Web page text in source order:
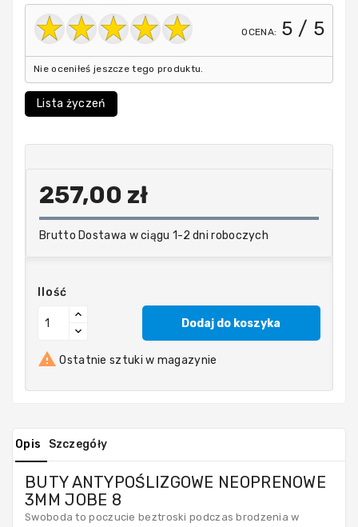
Instalacja
Instalacja
wodna
sanitarna
Kotwiczenie
cumowanie
Liny
Naprawa
pielęgnacja
OCENA: 5 / 5
Nie oceniłeś jeszcze tego produktu.
Lista życzeń
257,00 zł
Brutto Dostawa w ciągu 1-2 dni roboczych
Ilość
Dodaj do koszyka
 Ostatnie sztuki w magazynie
Opis Szczegóły
BUTY ANTYPOŚLIZGOWE NEOPRENOWE
3MM JOBE 8
Swoboda to poczucie beztroski podczas brodzenia w